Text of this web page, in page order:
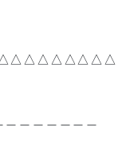
＿＿＿＿＿＿